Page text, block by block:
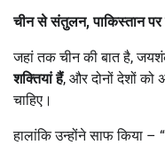
चीन से संतुलन,पाकिस्तान
जहां तक चीन की बात है,
शक्तियां हैं, और दोनों देशों
चाहिए।
हालांकि उन्होंने साफ किया